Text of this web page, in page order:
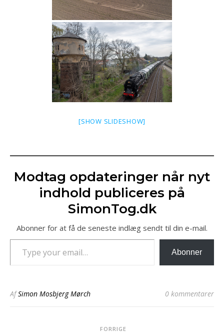
[SHOW SLIDESHOW]
Modtag opdateringer når nyt
indhold publiceres på
SimonTog.dk
Abonner for at få de seneste indlæg sendt til din e-mail.
Type your email…
Abonner
AfSimon Mosbjerg Mørch 0 kommentarer
FORRIGE